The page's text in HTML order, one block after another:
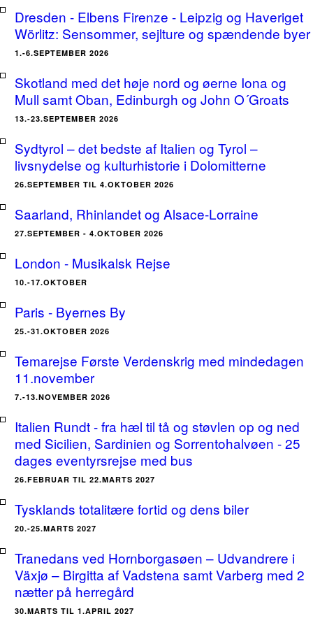
Dresden - Elbens Firenze - Leipzig og Haveriget
Wörlitz: Sensommer, sejlture og spændende byer
1.-6.SEPTEMBER 2026
Skotland med det høje nord og øerne Iona og
Mull samt Oban, Edinburgh og John O´Groats
13.-23.SEPTEMBER 2026
Sydtyrol – det bedste af Italien og Tyrol –
livsnydelse og kulturhistorie i Dolomitterne
26.SEPTEMBER TIL 4.OKTOBER 2026
Saarland, Rhinlandet og Alsace-Lorraine
27.SEPTEMBER - 4.OKTOBER 2026
London - Musikalsk Rejse
10.-17.OKTOBER
Paris - Byernes By
25.-31.OKTOBER 2026
Temarejse Første Verdenskrig med mindedagen
11.november
7.-13.NOVEMBER 2026
Italien Rundt - fra hæl til tå og støvlen op og ned
med Sicilien, Sardinien og Sorrentohalvøen - 25
dages eventyrsrejse med bus
26.FEBRUAR TIL 22.MARTS 2027
Tysklands totalitære fortid og dens biler
20.-25.MARTS 2027
Tranedans ved Hornborgasøen – Udvandrere i
Växjø – Birgitta af Vadstena samt Varberg med 2
nætter på herregård
30.MARTS TIL 1.APRIL 2027